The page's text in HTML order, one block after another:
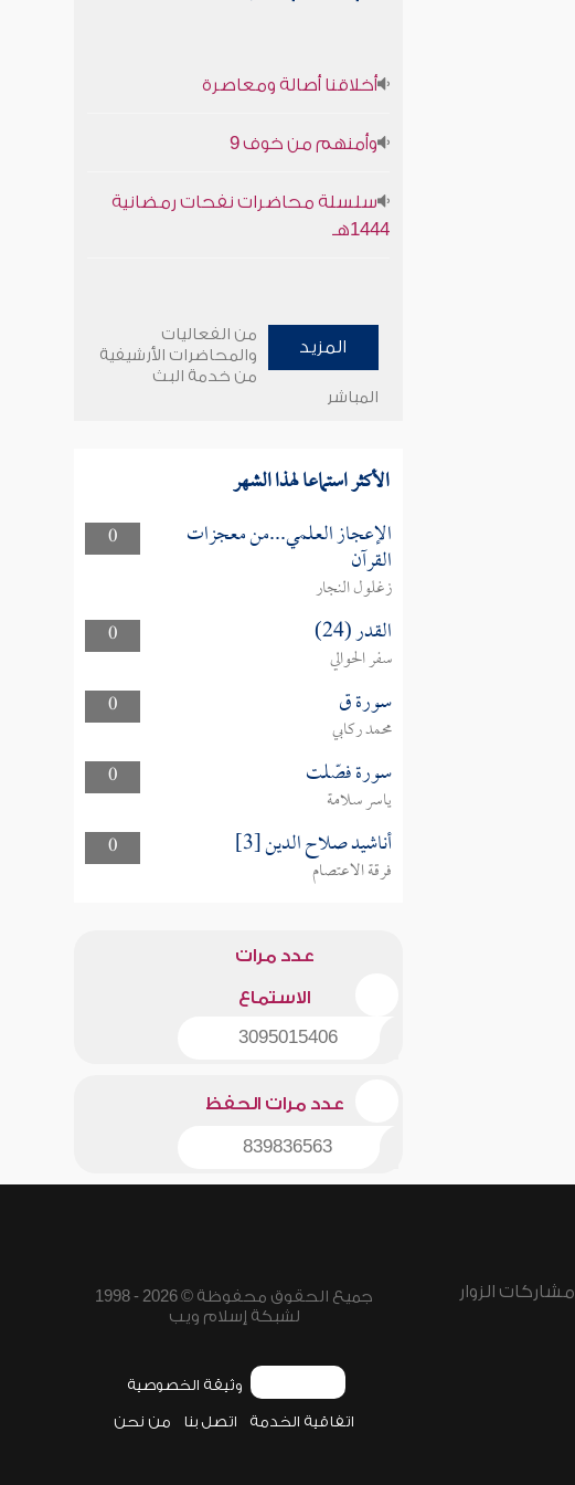
أخلاقنا أصالة ومعاصرة
وأمنهم من خوف 9
سلسلة محاضرات نفحات رمضانية
1444هـ
المزيد
من الفعاليات
والمحاضرات الأرشيفية
من خدمة البث
المباشر
الأكثر استماعا لهذا الشهر
0 الإعجاز العلمي...من معجزات
القرآن
زغلول النجار
0
القدر (24)
سفر الحوالي
0
سورة ق
محمد ركابي
0
سورة فصّلت
ياسر سلامة
0
أناشيد صلاح الدين [3]
فرقة الاعتصام
عدد مرات
الاستماع
3095015406
عدد مرات الحفظ
839836563
مشاركات الزوار
جميع الحقوق محفوظة © 2026 - 1998
لشبكة إسلام ويب
وثيقة الخصوصية
اتفاقية الخدمة اتصل بنا من نحن